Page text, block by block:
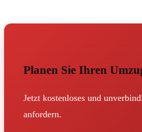
Planen Sie Ihren
Jetzt kostenloses und
anfordern.